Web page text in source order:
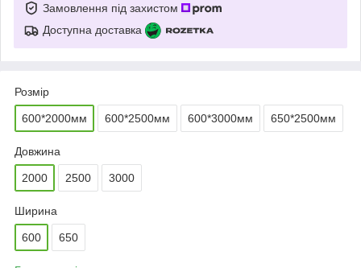
Замовлення під захистом
Доступна доставка
Розмір
600*2000мм 600*2500мм 600*3000мм 650*2500мм
Довжина
2000 2500 3000
Ширина
600 650